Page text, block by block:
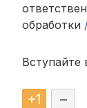
обработки
Вступайте
+1 –